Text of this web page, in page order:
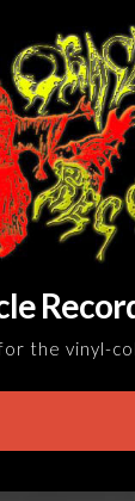
the vinyl-